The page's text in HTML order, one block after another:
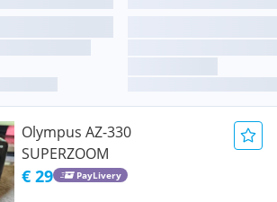
Olympus AZ-330
SUPERZOOM
€ 29 PayLivery